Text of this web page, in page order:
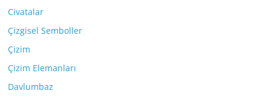
Civatalar
Çizgisel Semboller
Çizim
Çizim Elemanları
Davlumbaz